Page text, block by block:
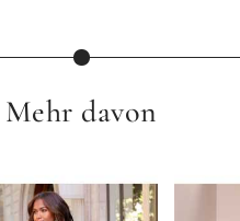
Hemdblusenkleid in Midi-Länge - grün / gemustert - Gr. 25 von Goldner Fashion Kleid
Mehr davon